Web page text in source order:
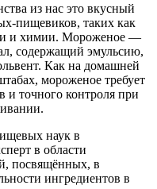
из нас это вкусный
пищевиков, таких как
и химии. Мороженое —
содержащий эмульсию,
Как на домашней
мороженое требует
и точного контроля при
наук в
в области
посвящённых, в
ингредиентов в